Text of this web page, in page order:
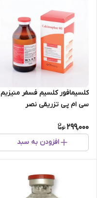
کلسیمافور کلسیم فسفر منیزیم
سی ام پی تزریقی نصر
Inj Nasr م
299,000
افزودن به سبد